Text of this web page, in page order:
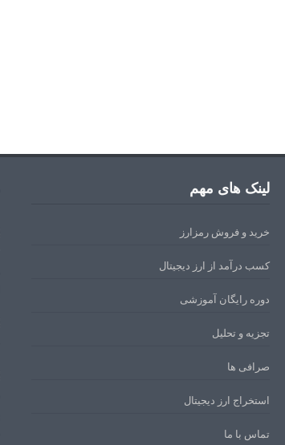
لینک های مهم
خرید و فروش رمزارز
کسب درآمد از ارز دیجیتال
دوره رایگان آموزشی
تجزیه و تحلیل
صرافی ها
استخراج ارز دیجیتال
تماس با ما